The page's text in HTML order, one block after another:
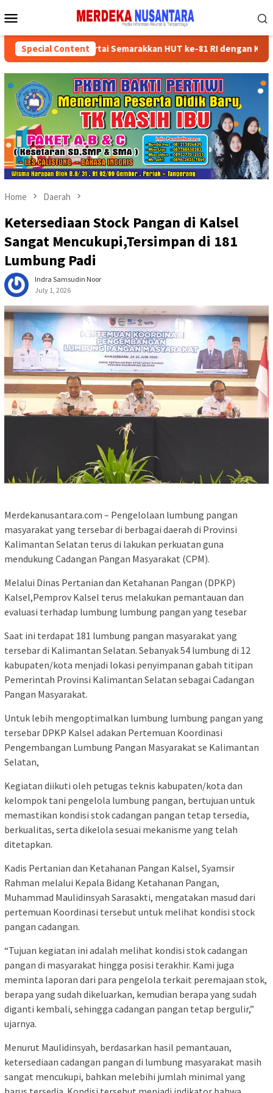
to
Menu
Special Content
Kader Partai Semarakkan HUT ke-81 RI dengan Kegiatan
Home Daerah
Ketersediaan Stock Pangan di Kalsel
Sangat Mencukupi,Tersimpan di 181
Lumbung Padi
Indra Samsudin Noor
July 1, 2026
Merdekanusantara.com – Pengelolaan lumbung pangan
masyarakat yang tersebar di berbagai daerah di Provinsi
Kalimantan Selatan terus di lakukan perkuatan guna
mendukung Cadangan Pangan Masyarakat (CPM).
Melalui Dinas Pertanian dan Ketahanan Pangan (DPKP)
Kalsel,Pemprov Kalsel terus melakukan pemantauan dan
evaluasi terhadap lumbung lumbung pangan yang tesebar
Saat ini terdapat 181 lumbung pangan masyarakat yang
tersebar di Kalimantan Selatan. Sebanyak 54 lumbung di 12
kabupaten/kota menjadi lokasi penyimpanan gabah titipan
Pemerintah Provinsi Kalimantan Selatan sebagai Cadangan
Pangan Masyarakat.
Untuk lebih mengoptimalkan lumbung lumbung pangan yang
tersebar DPKP Kalsel adakan Pertemuan Koordinasi
Pengembangan Lumbung Pangan Masyarakat se Kalimantan
Selatan,
Kegiatan diikuti oleh petugas teknis kabupaten/kota dan
kelompok tani pengelola lumbung pangan, bertujuan untuk
memastikan kondisi stok cadangan pangan tetap tersedia,
berkualitas, serta dikelola sesuai mekanisme yang telah
ditetapkan.
Kadis Pertanian dan Ketahanan Pangan Kalsel, Syamsir
Rahman melalui Kepala Bidang Ketahanan Pangan,
Muhammad Maulidinsyah Sarasakti, mengatakan masud dari
pertemuan Koordinasi tersebut untuk melihat kondisi stock
pangan cadangan.
“Tujuan kegiatan ini adalah melihat kondisi stok cadangan
pangan di masyarakat hingga posisi terakhir. Kami juga
meminta laporan dari para pengelola terkait peremajaan stok,
berapa yang sudah dikeluarkan, kemudian berapa yang sudah
diganti kembali, sehingga cadangan pangan tetap bergulir,”
ujarnya.
Menurut Maulidinsyah, berdasarkan hasil pemantauan,
ketersediaan cadangan pangan di lumbung masyarakat masih
sangat mencukupi, bahkan melebihi jumlah minimal yang